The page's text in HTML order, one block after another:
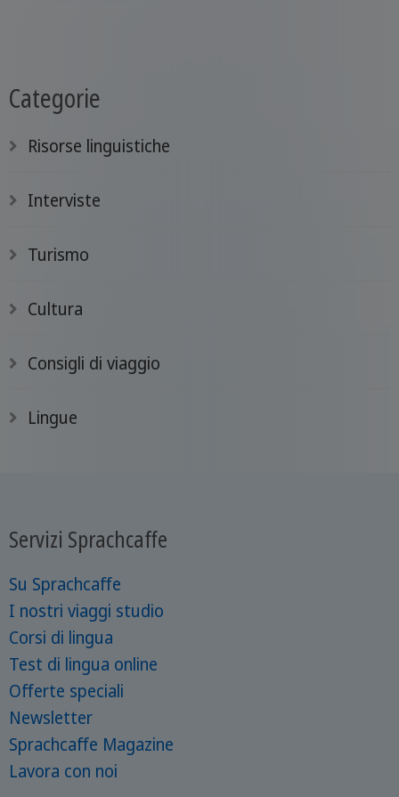
Categorie
Risorse linguistiche
Interviste
Turismo
Cultura
Consigli di viaggio
Lingue
Servizi Sprachcaffe
Su Sprachcaffe
I nostri viaggi studio
Corsi di lingua
Test di lingua online
Offerte speciali
Newsletter
Sprachcaffe Magazine
Lavora con noi